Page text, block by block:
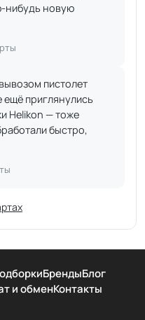
нибудь новую
пистолет
ещё приглянулись
Helikon — тоже
быстро,
БрендыБлог
и обменКонтакты